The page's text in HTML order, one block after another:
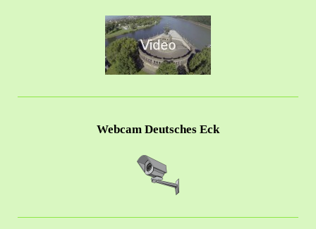
Webcam Deutsches Eck